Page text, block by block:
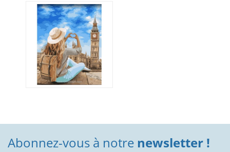
Abonnez-vous à notre newsletter !